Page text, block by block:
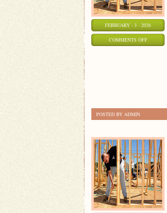
FEBRUARY - 3 - 2026
COMMENTS OFFON
POSTED BY ADMIN